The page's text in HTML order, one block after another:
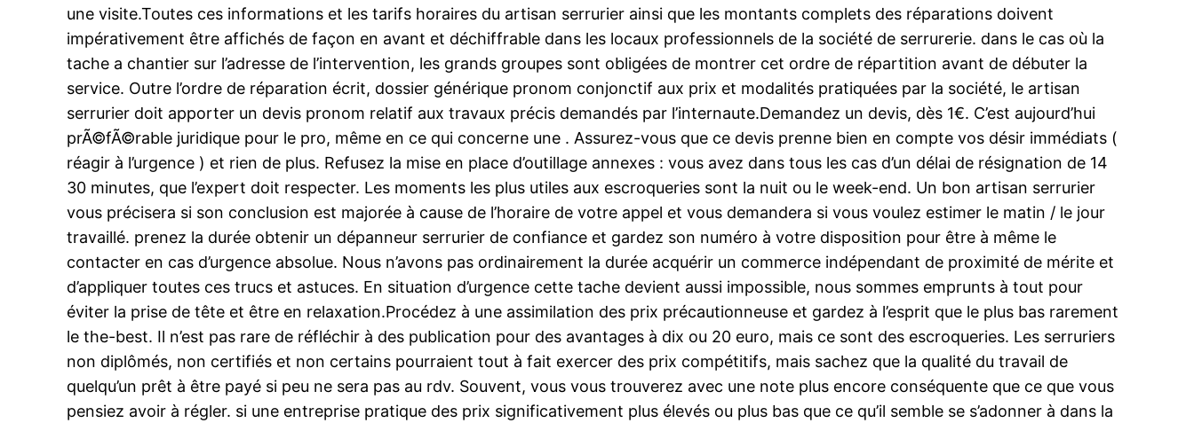
une visite.Toutes ces informations et les tarifs horaires du artisan serrurier ainsi que les montants complets des réparations doivent
impérativement être affichés de façon en avant et déchiffrable dans les locaux professionnels de la société de serrurerie. dans le cas où la
tache a chantier sur l’adresse de l’intervention, les grands groupes sont obligées de montrer cet ordre de répartition avant de débuter la
service. Outre l’ordre de réparation écrit, dossier générique pronom conjonctif aux prix et modalités pratiquées par la société, le artisan
serrurier doit apporter un devis pronom relatif aux travaux précis demandés par l’internaute.Demandez un devis, dès 1€. C’est aujourd’hui
prÃ©fÃ©rable juridique pour le pro, même en ce qui concerne une . Assurez-vous que ce devis prenne bien en compte vos désir immédiats (
réagir à l’urgence ) et rien de plus. Refusez la mise en place d’outillage annexes : vous avez dans tous les cas d’un délai de résignation de 14
30 minutes, que l’expert doit respecter. Les moments les plus utiles aux escroqueries sont la nuit ou le week-end. Un bon artisan serrurier
vous précisera si son conclusion est majorée à cause de l’horaire de votre appel et vous demandera si vous voulez estimer le matin / le jour
travaillé. prenez la durée obtenir un dépanneur serrurier de confiance et gardez son numéro à votre disposition pour être à même le
contacter en cas d’urgence absolue. Nous n’avons pas ordinairement la durée acquérir un commerce indépendant de proximité de mérite et
d’appliquer toutes ces trucs et astuces. En situation d’urgence cette tache devient aussi impossible, nous sommes emprunts à tout pour
éviter la prise de tête et être en relaxation.Procédez à une assimilation des prix précautionneuse et gardez à l’esprit que le plus bas rarement
le the-best. Il n’est pas rare de réfléchir à des publication pour des avantages à dix ou 20 euro, mais ce sont des escroqueries. Les serruriers
non diplômés, non certifiés et non certains pourraient tout à fait exercer des prix compétitifs, mais sachez que la qualité du travail de
quelqu’un prêt à être payé si peu ne sera pas au rdv. Souvent, vous vous trouverez avec une note plus encore conséquente que ce que vous
pensiez avoir à régler. si une entreprise pratique des prix significativement plus élevés ou plus bas que ce qu’il semble se s’adonner à dans la